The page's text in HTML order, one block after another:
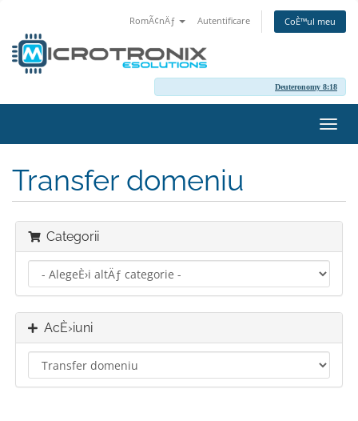
RomÃ¢nÄƒ Autentificare CoÈ™ul meu
Deuteronomy 8:18
Transfer domeniu
Categorii
AcÈ›iuni